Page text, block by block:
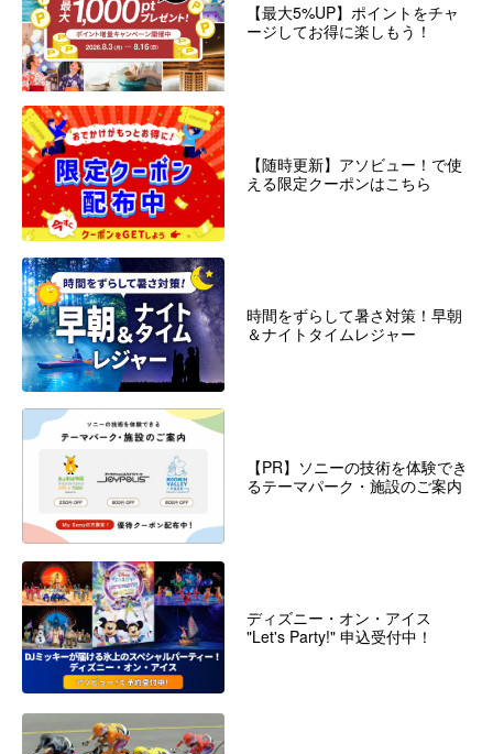
【最大5%UP】ポイントをチャ
ージしてお得に楽しもう！
【随時更新】アソビュー！で使
える限定クーポンはこちら
時間をずらして暑さ対策！早朝
＆ナイトタイムレジャー
【PR】ソニーの技術を体験でき
るテーマパーク・施設のご案内
ディズニー・オン・アイス
"Let's Party!" 申込受付中！